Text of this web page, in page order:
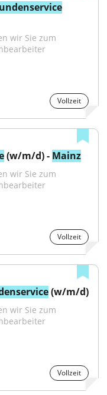
wir Sie zum
Vollzeit
(w/m/d) - Mainz
wir Sie zum
Vollzeit
(w/m/d)
wir Sie zum
Vollzeit